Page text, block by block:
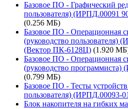
Базовое ПО - Графический
пользователя) (ИРПД.00091
(0.256 МБ)
Базовое ПО - Операционная
(руководство пользователя)
(Вектор ПК-6128Ц) (1.920
Базовое ПО - Операционная
(руководство
(0.799 МБ)
Базовое ПО - Тесты
пользователя) (ИРПД.00093-
Блок накопителя на гибких